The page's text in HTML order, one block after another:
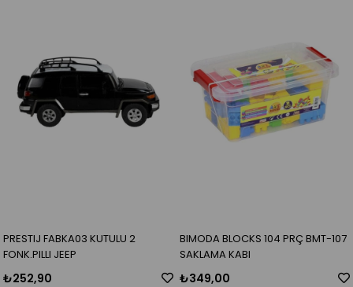
PRESTIJ FABKA03 KUTULU 2
FONK.PILLI JEEP
₺252,90
BIMODA BLOCKS 104 PRÇ BMT-107
SAKLAMA KABI
₺349,00